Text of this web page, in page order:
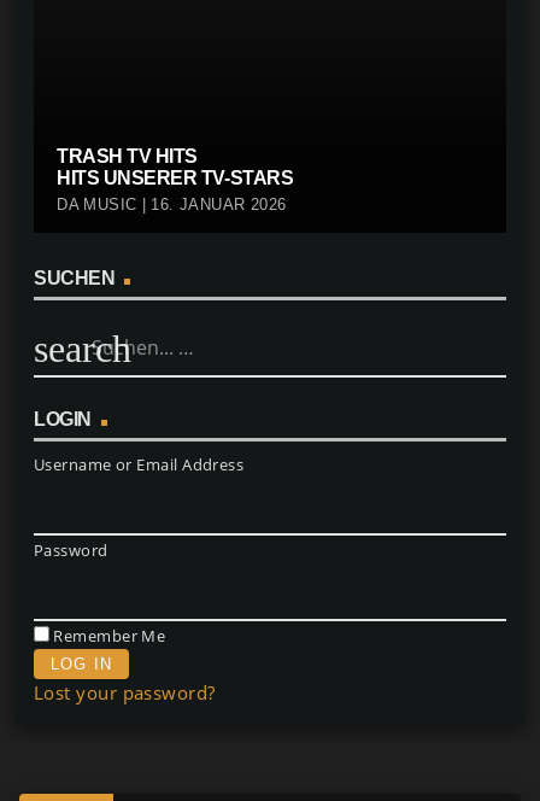
TRASH TV HITS
HITS UNSERER TV-STARS
DA MUSIC | 16. JANUAR 2026
SUCHEN
search
LOGIN
Username or Email Address
Password
Remember Me
Lost your password?